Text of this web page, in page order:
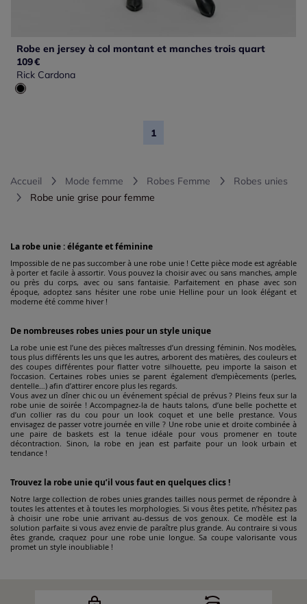
Robe en jersey à col montant et manches trois quart
109€
Rick Cardona
1
Accueil Mode femme Robes Femme
Robes unies
Robe unie grise pour femme
La robe unie : élégante et féminine
Impossible de ne pas succomber à une robe unie ! Cette pièce mode est agréable
à porter et facile à assortir. Vous pouvez la choisir avec ou sans manches, ample
ou près du corps, avec ou sans fantaisie. Parfaitement en phase avec son
époque, adoptez sans hésiter une robe unie Helline pour un look élégant et
moderne été comme hiver !
De nombreuses robes unies pour un style unique
La robe unie est l’une des pièces maîtresses d’un dressing féminin. Nos modèles,
tous plus différents les uns que les autres, arborent des matières, des couleurs et
des coupes différentes pour flatter votre silhouette, peu importe la saison et
l’occasion. Certaines robes unies se parent également d’empiècements (perles,
dentelle…) afin d’attirer encore plus les regards.
Vous avez un dîner chic ou un événement spécial de prévus ? Pleins feux sur la
robe unie de soirée ! Accompagnez-la de hauts talons, d’une belle pochette et
d’un collier ras du cou pour un look coquet et une belle prestance. Vous
envisagez de passer votre journée en ville ? Une robe unie et droite combinée à
une paire de baskets est la tenue idéale pour vous promener en toute
décontraction. Sinon, la robe en jean est parfaite pour un look urbain et
tendance !
Trouvez la robe unie qu’il vous faut en quelques clics !
Notre large collection de robes unies grandes tailles nous permet de répondre à
toutes les attentes et à toutes les morphologies. Si vous êtes petite, n’hésitez pas
à choisir une robe unie arrivant au-dessus de vos genoux. Ce modèle est la
solution parfaite si vous avez envie de paraître plus grande. Au contraire si vous
êtes grande, craquez pour une robe unie longue. Sa coupe valorisante vous
promet un style inoubliable !